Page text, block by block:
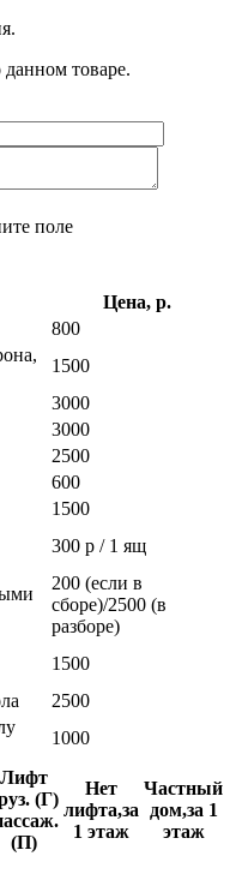
товаре.
поле
Цена, р.
800
1500
3000
3000
2500
600
1500
300 р / 1 ящ
200 (если в
сборе)/2500 (в
разборе)
1500
2500
1000
Лифт
(Г)
(П)
Нет
лифта,за
1 этаж
Частный
дом,за 1
этаж